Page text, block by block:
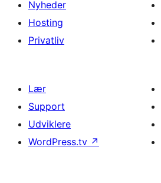
Nyheder
Hosting
Privatliv
Lær
Support
Udviklere
WordPress.tv ↗